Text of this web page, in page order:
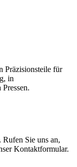
Präzisionsteile für
in
Sie uns an,
Kontaktformular.